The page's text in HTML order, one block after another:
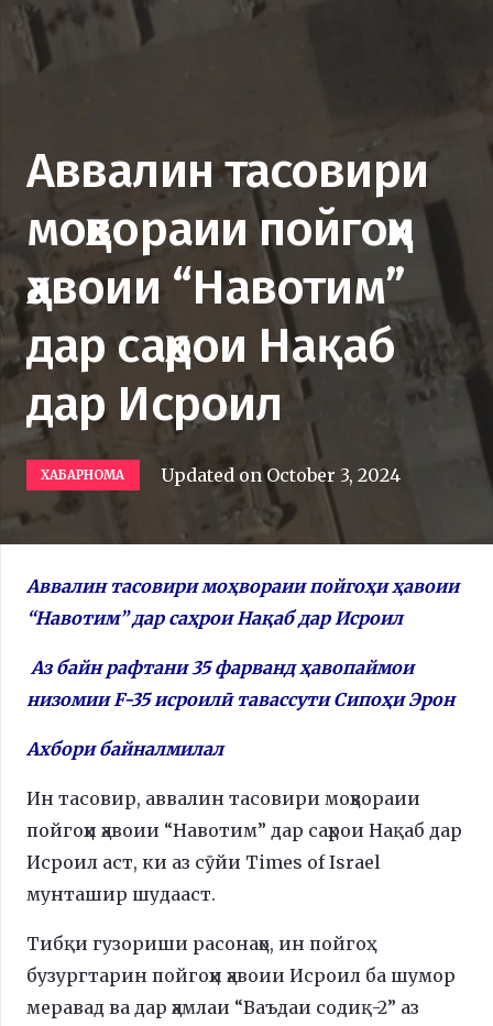
Аввалин тасовири
моҳвораии пойгоҳи
ҳавоии “Навотим”
дар саҳрои Нақаб
дар Исроил
ХАБАРНОМА Updated onOctober 3, 2024
Аввалин тасовири моҳвораии пойгоҳи ҳавоии
“Навотим” дар саҳрои Нақаб дар Исроил
Аз байн рафтани 35 фарванд ҳавопаймои
низомии F-35 исроилӣ тавассути Сипоҳи Эрон
Ахбори байналмилал
Ин тасовир, аввалин тасовири моҳвораии
пойгоҳи ҳавоии “Навотим” дар саҳрои Нақаб дар
Исроил аст, ки аз сӯйи Times of Israel
мунташир шудааст.
Тибқи гузориши расонаҳо, ин пойгоҳ
бузургтарин пойгоҳи ҳавоии Исроил ба шумор
меравад ва дар ҳамлаи “Ваъдаи содиқ-2” аз